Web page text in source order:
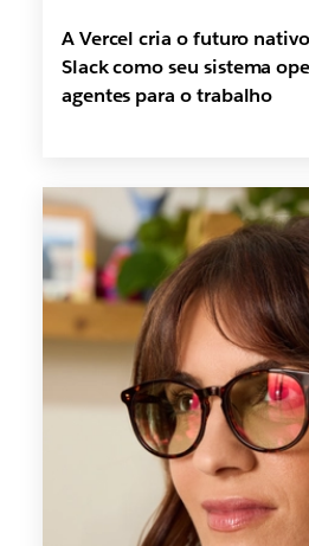
A Vercel cria o futuro
Slack como seu sistema
agentes para o trabalho